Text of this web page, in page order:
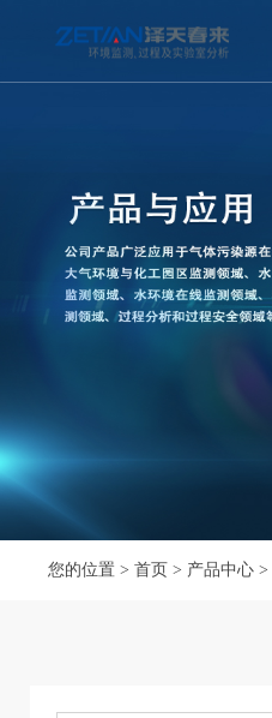
您的位置 > 首页 > 产品中心 >